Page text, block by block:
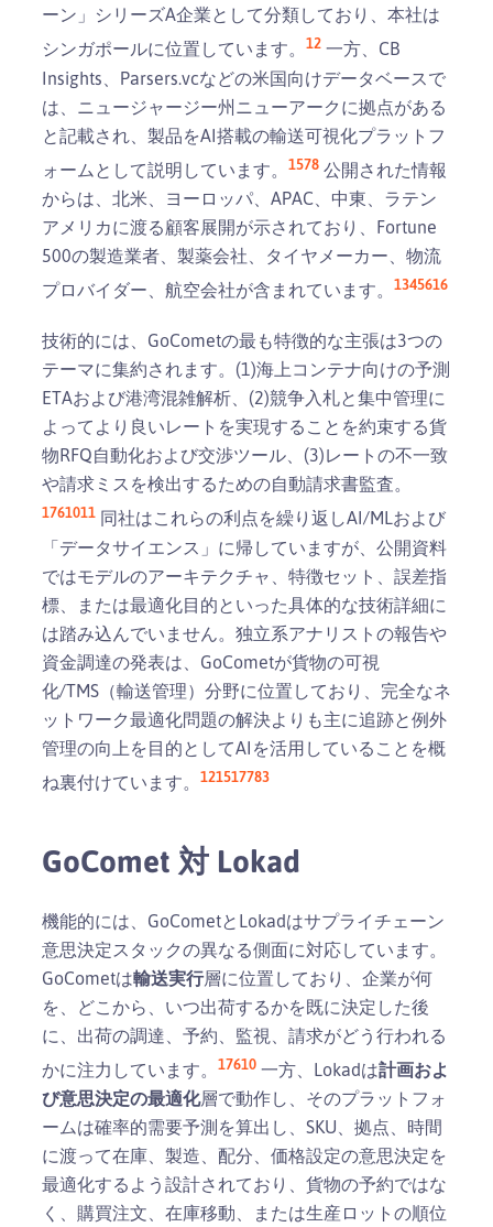
ーン」シリーズA企業として分類しており、本社は
シンガポールに位置しています。 12 一方、CB
Insights、Parsers.vcなどの米国向けデータベースで
は、ニュージャージー州ニューアークに拠点がある
と記載され、製品をAI搭載の輸送可視化プラットフ
ォームとして説明しています。 1578 公開された情報
からは、北米、ヨーロッパ、APAC、中東、ラテン
アメリカに渡る顧客展開が示されており、Fortune
500の製造業者、製薬会社、タイヤメーカー、物流
プロバイダー、航空会社が含まれています。 1345616
技術的には、GoCometの最も特徴的な主張は3つの
テーマに集約されます。(1)海上コンテナ向けの予測
ETAおよび港湾混雑解析、(2)競争入札と集中管理に
よってより良いレートを実現することを約束する貨
物RFQ自動化および交渉ツール、(3)レートの不一致
や請求ミスを検出するための自動請求書監査。
1761011 同社はこれらの利点を繰り返しAI/MLおよび
「データサイエンス」に帰していますが、公開資料
ではモデルのアーキテクチャ、特徴セット、誤差指
標、または最適化目的といった具体的な技術詳細に
は踏み込んでいません。独立系アナリストの報告や
資金調達の発表は、GoCometが貨物の可視
化/TMS（輸送管理）分野に位置しており、完全なネ
ットワーク最適化問題の解決よりも主に追跡と例外
管理の向上を目的としてAIを活用していることを概
ね裏付けています。 121517783
GoComet 対 Lokad
機能的には、GoCometとLokadはサプライチェーン
意思決定スタックの異なる側面に対応しています。
GoCometは輸送実行層に位置しており、企業が何
を、どこから、いつ出荷するかを既に決定した後
に、出荷の調達、予約、監視、請求がどう行われる
かに注力しています。 17610 一方、Lokadは計画およ
び意思決定の最適化層で動作し、そのプラットフォ
ームは確率的需要予測を算出し、SKU、拠点、時間
に渡って在庫、製造、配分、価格設定の意思決定を
最適化するよう設計されており、貨物の予約ではな
く、購買注文、在庫移動、または生産ロットの順位